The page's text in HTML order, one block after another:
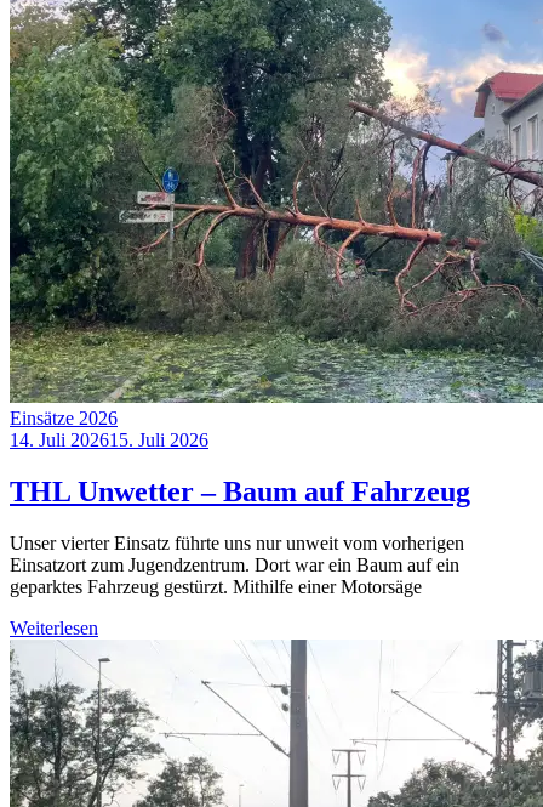
Einsätze 2026
14. Juli 202615. Juli 2026
THL Unwetter – Baum auf Fahrzeug
Unser vierter Einsatz führte uns nur unweit vom vorherigen
Einsatzort zum Jugendzentrum. Dort war ein Baum auf ein
geparktes Fahrzeug gestürzt. Mithilfe einer Motorsäge
Weiterlesen